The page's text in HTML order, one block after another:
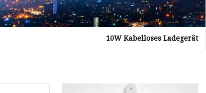
10W Kabelloses Ladegerät